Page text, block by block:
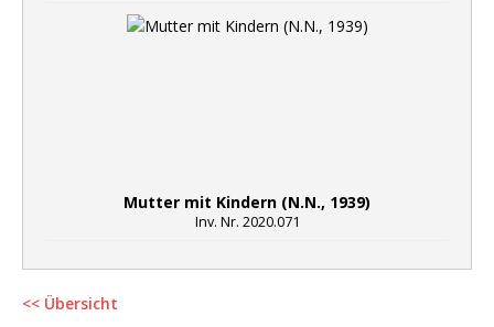
Mutter mit Kindern (N.N., 1939)
Inv. Nr. 2020.071
<< Übersicht